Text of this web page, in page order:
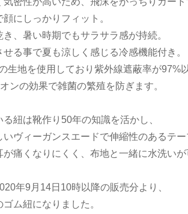
にしっかりフィット。
、暑い時期でもサラサラ感が持続。
る事で夏も涼しく感じる冷感機能付き。
生地を使用しており紫外線遮蔽率が97%
ンの効果で雑菌の繁殖を防ぎます。
紐は靴作り50年の知識を活かし、
いヴィーガンスエードで伸縮性のあるテ
が痛くなりにくく、布地と一緒に水洗い
年9月14日10時以降の販売分より、
ム紐になりました。